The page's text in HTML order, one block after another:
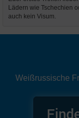
Lädern wie Tschechien
auch kein Visum.
Weißrussische